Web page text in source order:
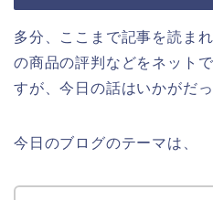
多分、ここまで記事を読ま
の商品の評判などをネット
すが、今日の話はいかがだ
今日のブログのテーマは、